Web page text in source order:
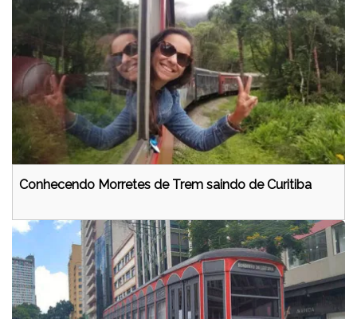
Conhecendo Morretes de Trem saindo de Curitiba